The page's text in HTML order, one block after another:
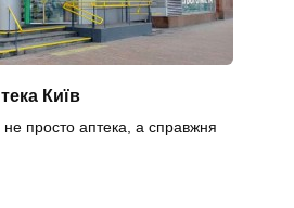
Київ
просто аптека, а справжня